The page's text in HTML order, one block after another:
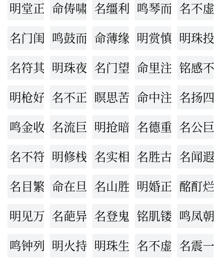
明堂正道命俦啸侣名缰利索鸣琴而治名不虚
名门闺秀鸣鼓而攻之命薄缘悭明赏慎罚明珠投
名符其实明珠夜投名门望族命里注定铭感不
明枪好躲，暗箭难防
名不正，言不顺
瞑思苦想命中注定名扬四
鸣金收军名流巨子明抢暗偷名德重望名公巨
名不符实明修栈道，暗度陈仓
名实相称名胜古迹名闻遐
名目繁多命在旦夕名山胜川明婚正娶酩酊烂
明见万里名葩异卉名登鬼录铭肌镂骨鸣凤朝
鸣钟列鼎明火持杖明珠生蚌名不虚立名震一